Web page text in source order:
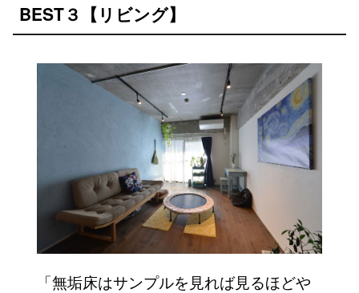
BEST３【リビング】
「無垢床はサンプルを見れば見るほどや